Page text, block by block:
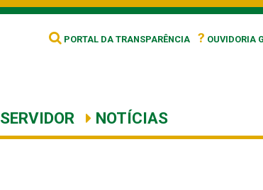
PORTAL DA TRANSPARÊNCIA ? OUVIDORIA
SERVIDOR NOTÍCIAS